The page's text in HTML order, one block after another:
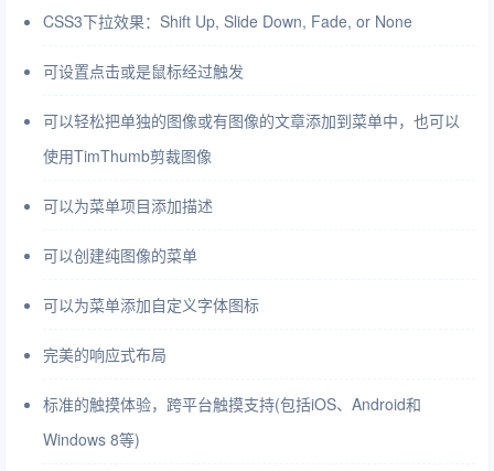
CSS3下拉效果：Shift Up, Slide Down, Fade, or None
可设置点击或是鼠标经过触发
可以轻松把单独的图像或有图像的文章添加到菜单中，也可以
使用TimThumb剪裁图像
可以为菜单项目添加描述
可以创建纯图像的菜单
可以为菜单添加自定义字体图标
完美的响应式布局
标准的触摸体验，跨平台触摸支持(包括iOS、Android和
Windows 8等)